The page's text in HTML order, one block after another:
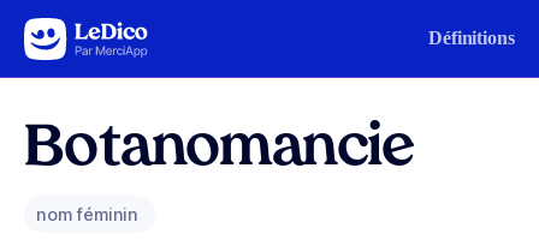
Aller au contenu Définitions
Botanomancie
nom féminin